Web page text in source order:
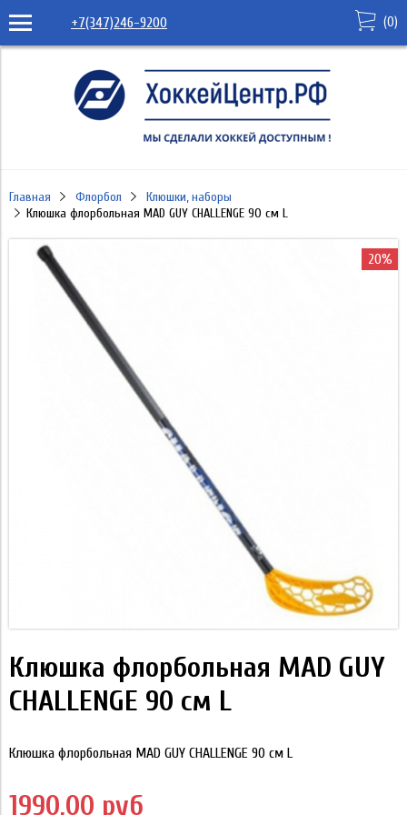
+7(347)246-9200 (0)
Главная Флорбол
Клюшки, наборы
Клюшка флорбольная MAD GUY CHALLENGE 90 см L
20%
Клюшка флорбольная MAD GUY
CHALLENGE 90 см L
Клюшка флорбольная MAD GUY CHALLENGE 90 см L
1990,00 руб